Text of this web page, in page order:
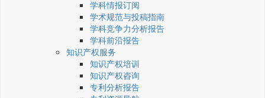
学科情报订阅
学术规范与投稿指南
学科竞争力分析报告
学科前沿报告
知识产权服务
知识产权培训
知识产权咨询
专利分析报告